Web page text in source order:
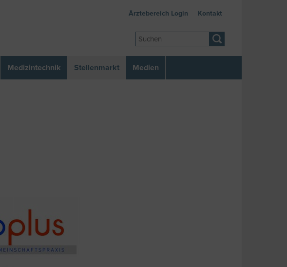
Ärztebereich Login Kontakt
Medizintechnik Stellenmarkt Medien